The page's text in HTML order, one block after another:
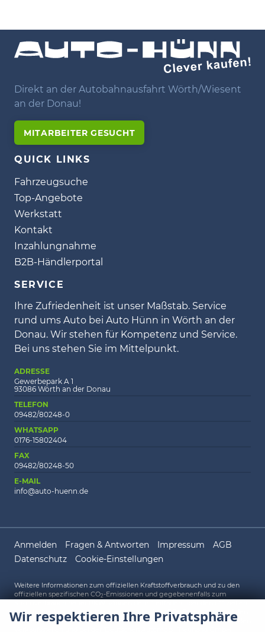
Direkt an der Autobahnausfahrt Wörth/Wiesent
an der Donau!
MITARBEITER GESUCHT
QUICK LINKS
Fahrzeugsuche
Top-Angebote
Werkstatt
Kontakt
Inzahlungnahme
B2B-Händlerportal
SERVICE
Ihre Zufriedenheit ist unser Maßstab. Service
rund ums Auto bei Auto Hünn in Wörth an der
Donau. Wir stehen für Kompetenz und Service.
Bei uns stehen Sie im Mittelpunkt.
ADRESSE
Gewerbepark A 1
93086 Wörth an der Donau
TELEFON
09482/80248-0
WHATSAPP
0176-15802404
FAX
09482/80248-50
E-MAIL
info@auto-huenn.de
Anmelden Fragen & Antworten Impressum
AGB
Datenschutz
Cookie-Einstellungen
Weitere Informationen zum offiziellen Kraftstoffverbrauch und zu den
offiziellen spezifischen CO2-Emissionen und gegebenenfalls zum
Kraftstoffverbrauch, die offiziellen spezifischen CO
2
-Emissionen und den
offiziellen Stromverbrauch neuer PKW' entnommen werden, der an allen
Wir respektieren Ihre Privatsphäre